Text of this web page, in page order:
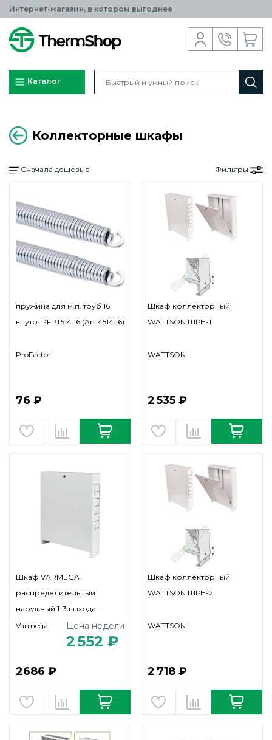
Интернет-магазин, в котором выгоднее
Каталог
Коллекторные шкафы
Сначала дешевые Фильтры
пружина для м.п. труб 16
внутр. PFPT514.16 (Art.4514.16)
ProFactor
76 ₽
Шкаф коллекторный
WATTSON ШРН-1
WATTSON
2 535 ₽
Шкаф VARMEGA
распределительный
наружный 1-3 выхода
(ШРН-0)
Varmega Цена недели
2 552 ₽
2686 ₽
Шкаф коллекторный
WATTSON ШРН-2
WATTSON
2 718 ₽